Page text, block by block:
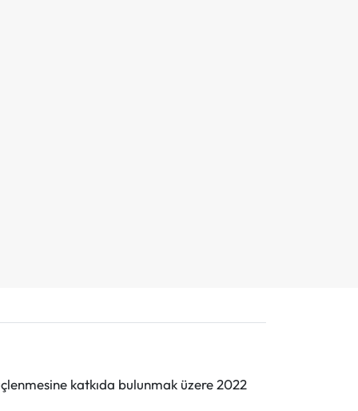
katkıda bulunmak üzere 2022